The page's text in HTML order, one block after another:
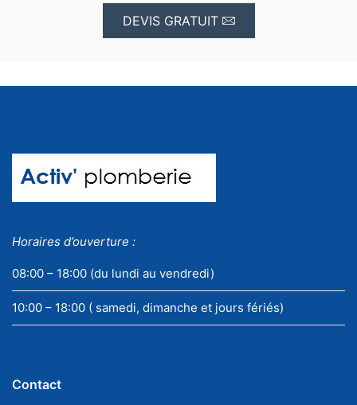
DEVIS GRATUIT
Horaires d’ouverture :
08:00 – 18:00 (du lundi au vendredi)
10:00 – 18:00 ( samedi, dimanche et jours fériés)
Contact